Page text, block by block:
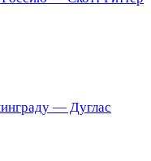
— Дуглас